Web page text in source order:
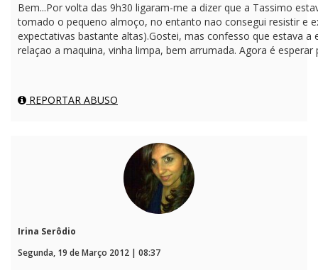
Bem...Por volta das 9h30 ligaram-me a dizer que a Tassimo
tomado o pequeno almoço, no entanto nao consegui resistir e
expectativas bastante altas).Gostei, mas confesso que estava
relaçao a maquina, vinha limpa, bem arrumada. Agora é
REPORTAR ABUSO
Irina Serôdio
Segunda, 19 de Março 2012 | 08:37